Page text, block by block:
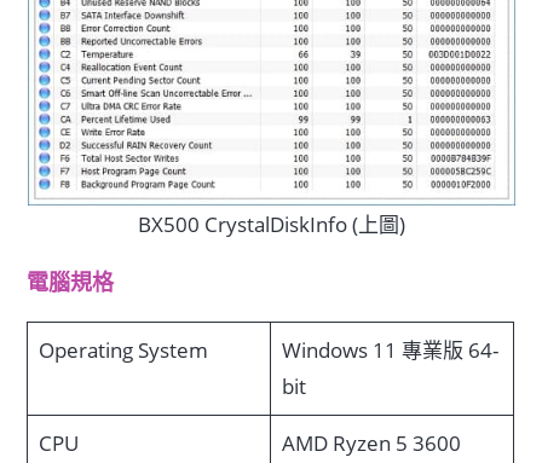
BX500 CrystalDiskInfo (上圖)
電腦規格
Operating System
Windows 11 專業版 64-
bit
CPU
AMD Ryzen 5 3600